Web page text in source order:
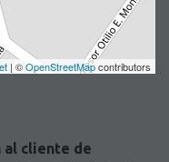
| ©OpenStreetMapcontributors
al cliente de